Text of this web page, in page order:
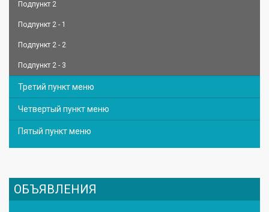
Подпункт 2
Подпункт 2 - 1
Подпункт 2 - 2
Подпункт 2 - 3
Третий пункт меню
Четвертый пункт меню
Пятый пункт меню
ОБЪЯВЛЕНИЯ